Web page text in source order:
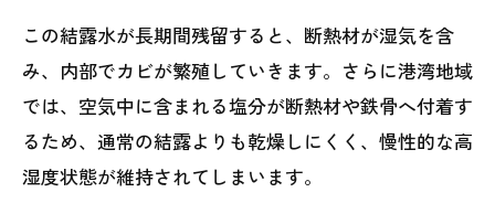
この結露水が長期間残留すると、断熱材が湿気を含
み、内部でカビが繁殖していきます。さらに港湾地域
では、空気中に含まれる塩分が断熱材や鉄骨へ付着す
るため、通常の結露よりも乾燥しにくく、慢性的な高
湿度状態が維持されてしまいます。